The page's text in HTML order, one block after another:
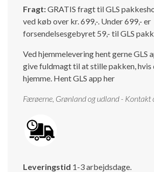
Fragt:GRATIS fragt til GLS
ved køb over kr. 699,-. Under 699,- er
forsendelsesgebyret 59,- til GLS
Ved hjemmelevering hent gerne GLS
give fuldmagt til at stille pakken, hvis
hjemme. Hent GLS app her
Færøerne, Grønland og udland - Kontakt
Leveringstid 1-3 arbejdsdage.